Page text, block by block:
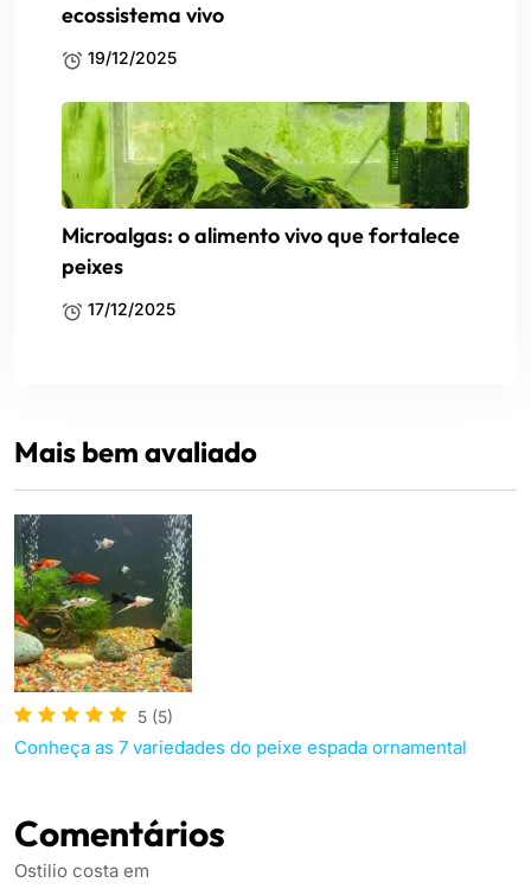
ecossistema vivo
19/12/2025
Microalgas: o alimento vivo que fortalece
peixes
17/12/2025
Mais bem avaliado
5 (5)
Conheça as 7 variedades do peixe espada ornamental
Comentários
Ostilio costa em